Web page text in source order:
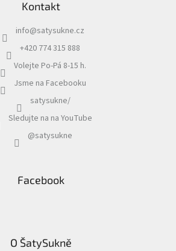
Kontakt
info@satysukne.cz
+420 774 315 888
Volejte Po-Pá 8-15 h.
Jsme na Facebooku
satysukne/
Sledujte na na YouTube
@satysukne
Facebook
O ŠatySukně